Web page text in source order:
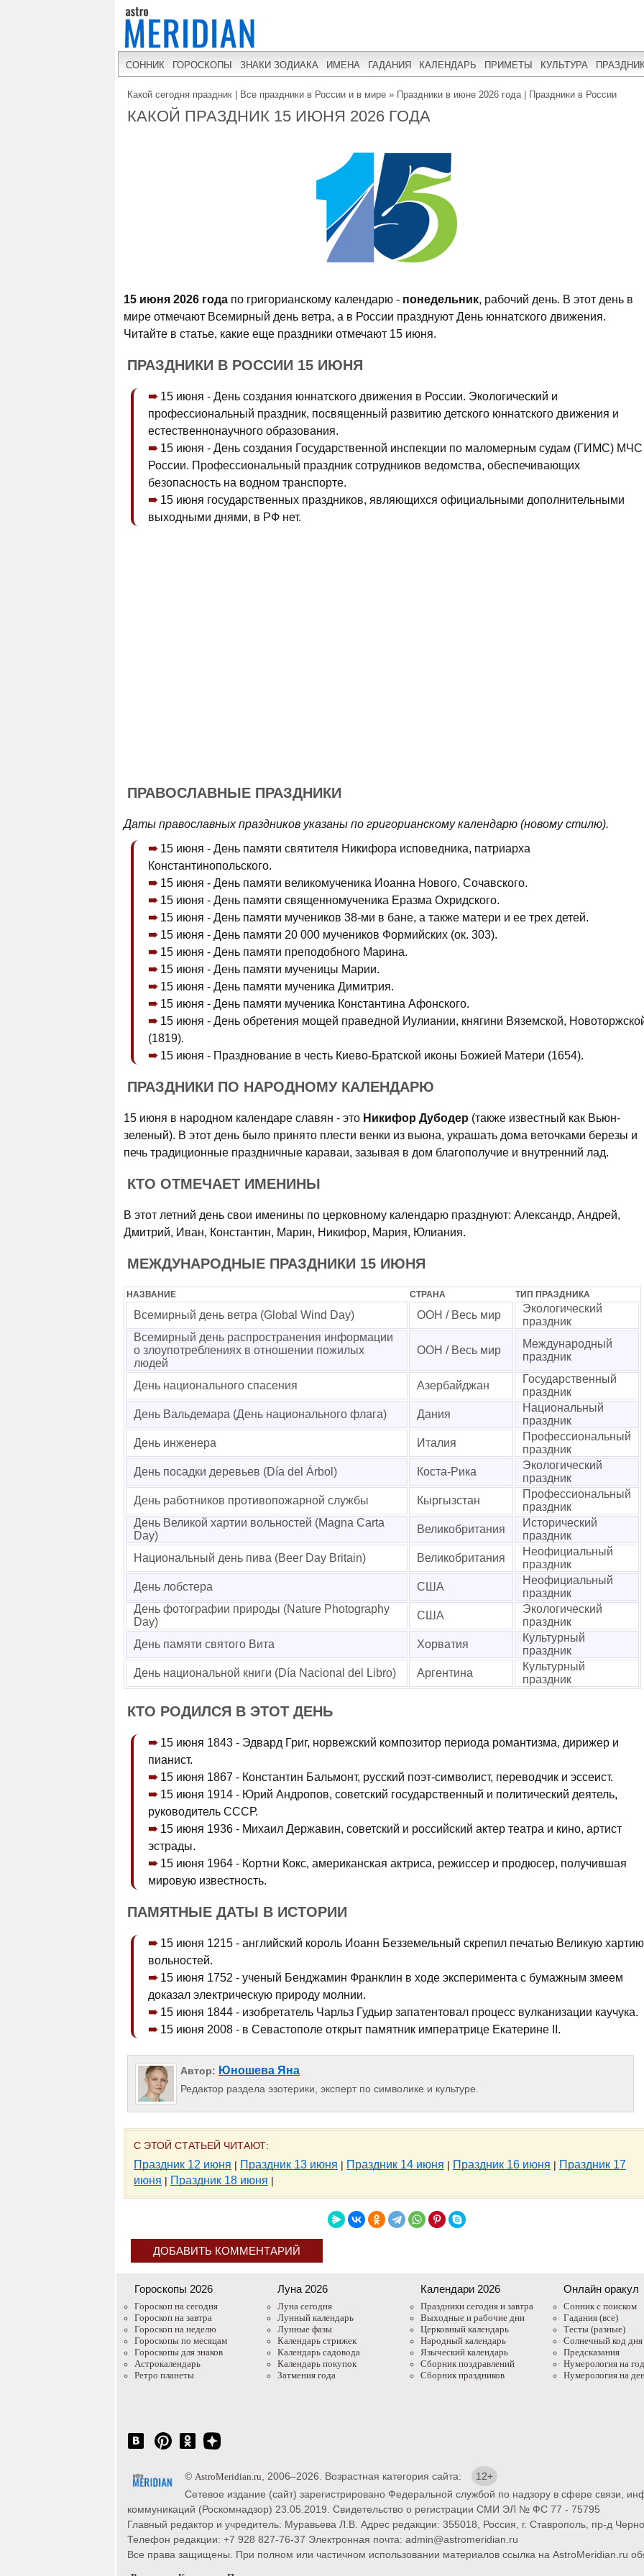
СОННИК ГОРОСКОПЫ ЗНАКИ ЗОДИАКА ИМЕНА ГАДАНИЯ КАЛЕНДАРЬ ПРИМЕТЫ КУЛЬТУРА
Какой сегодня праздник | Все праздники в России и в мире » Праздники в июне 2026 года | Праздники в России
КАКОЙ ПРАЗДНИК 15 ИЮНЯ 2026 ГОДА
15 июня 2026 года по григорианскому календарю - понедельник, рабочий день. В этот день в
мире отмечают Всемирный день ветра, а в России празднуют День юннатского движения.
Читайте в статье, какие еще праздники отмечают 15 июня.
ПРАЗДНИКИ В РОССИИ 15 ИЮНЯ
15 июня - День создания юннатского движения в России. Экологический и
профессиональный праздник, посвященный развитию детского юннатского движения и
естественнонаучного образования.
15 июня - День создания Государственной инспекции по маломерным судам (ГИМС) МЧС
России. Профессиональный праздник сотрудников ведомства, обеспечивающих
безопасность на водном транспорте.
15 июня государственных праздников, являющихся официальными дополнительными
выходными днями, в РФ нет.
ПРАВОСЛАВНЫЕ ПРАЗДНИКИ
Даты православных праздников указаны по григорианскому календарю (новому стилю).
15 июня - День памяти святителя Никифора исповедника, патриарха
Константинопольского.
15 июня - День памяти великомученика Иоанна Нового, Сочавского.
15 июня - День памяти священномученика Еразма Охридского.
15 июня - День памяти мучеников 38-ми в бане, а также матери и ее трех детей.
15 июня - День памяти 20 000 мучеников Формийских (ок. 303).
15 июня - День памяти преподобного Марина.
15 июня - День памяти мученицы Марии.
15 июня - День памяти мученика Димитрия.
15 июня - День памяти мученика Константина Афонского.
15 июня - День обретения мощей праведной Иулиании, княгини Вяземской,
(1819).
15 июня - Празднование в честь Киево-Братской иконы Божией Матери (1654).
ПРАЗДНИКИ ПО НАРОДНОМУ КАЛЕНДАРЮ
15 июня в народном календаре славян - это Никифор Дубодер (также известный как Вьюн-
зеленый). В этот день было принято плести венки из вьюна, украшать дома веточками березы и
печь традиционные праздничные караваи, зазывая в дом благополучие и внутренний лад.
КТО ОТМЕЧАЕТ ИМЕНИНЫ
В этот летний день свои именины по церковному календарю празднуют: Александр, Андрей,
Дмитрий, Иван, Константин, Марин, Никифор, Мария, Юлиания.
МЕЖДУНАРОДНЫЕ ПРАЗДНИКИ 15 ИЮНЯ
НАЗВАНИЕ СТРАНА ТИП ПРАЗДНИКА
Всемирный день ветра (Global Wind Day) ООН / Весь мир
Экологический
праздник
Всемирный день распространения информации
о злоупотреблениях в отношении пожилых
людей
ООН / Весь мир
Международный
праздник
День национального спасения Азербайджан
Государственный
праздник
День Вальдемара (День национального флага)
Дания
Национальный
праздник
День инженера
Италия
Профессиональный
праздник
День посадки деревьев (Día del Árbol)
Коста-Рика
Экологический
праздник
День работников противопожарной службы
Кыргызстан
Профессиональный
праздник
День Великой хартии вольностей (Magna Carta
Day)
Великобритания
Исторический
праздник
Национальный день пива (Beer Day Britain)
Великобритания
Неофициальный
праздник
День лобстера
США
Неофициальный
праздник
День фотографии природы (Nature Photography
Day)
США
Экологический
праздник
День памяти святого Вита
Хорватия
Культурный
праздник
День национальной книги (Día Nacional del Libro)
Аргентина
Культурный
праздник
КТО РОДИЛСЯ В ЭТОТ ДЕНЬ
15 июня 1843 - Эдвард Григ, норвежский композитор периода романтизма, дирижер и
пианист.
15 июня 1867 - Константин Бальмонт, русский поэт-символист, переводчик и эссеист.
15 июня 1914 - Юрий Андропов, советский государственный и политический деятель,
руководитель СССР.
15 июня 1936 - Михаил Державин, советский и российский актер театра и кино, артист
эстрады.
15 июня 1964 - Кортни Кокс, американская актриса, режиссер и продюсер, получившая
мировую известность.
ПАМЯТНЫЕ ДАТЫ В ИСТОРИИ
15 июня 1215 - английский король Иоанн Безземельный скрепил печатью Великую хартию
вольностей.
15 июня 1752 - ученый Бенджамин Франклин в ходе эксперимента с бумажным змеем
доказал электрическую природу молнии.
15 июня 1844 - изобретатель Чарльз Гудьир запатентовал процесс вулканизации каучука.
15 июня 2008 - в Севастополе открыт памятник императрице Екатерине II.
Автор: Юношева Яна
Редактор раздела эзотерики, эксперт по символике и культуре.
С ЭТОЙ СТАТЬЕЙ ЧИТАЮТ:
Праздник 12 июня | Праздник 13 июня | Праздник 14 июня | Праздник 16 июня | Праздник 17
июня | Праздник 18 июня |
ДОБАВИТЬ КОММЕНТАРИЙ
Гороскопы 2026
Гороскоп на сегодня
Гороскоп на завтра
Гороскоп на неделю
Гороскопы по месяцам
Гороскопы для знаков
Астрокалендарь
Ретро планеты
Луна 2026
Луна сегодня
Лунный календарь
Лунные фазы
Календарь стрижек
Календарь садовода
Календарь покупок
Затмения года
Календари 2026
Праздники сегодня и завтра
Выходные и рабочие дни
Церковный календарь
Народный календарь
Языческий календарь
Сборник поздравлений
Сборник праздников
Онлайн оракул
Cонник с поиском
Гадания (все)
Тесты (разные)
Солнечный код дня
Предсказания
Нумерология на год
Нумерология на
© AstroMeridian.ru , 2006–2026. Возрастная категория сайта:
12+
Сетевое издание (сайт) зарегистрировано Федеральной службой по надзору в сфере связи,
коммуникаций (Роскомнадзор) 23.05.2019. Свидетельство о регистрации СМИ ЭЛ № ФС 77 - 75795
Главный редактор и учредитель: Муравьева Л.В. Адрес редакции: 355018, Россия, г. Ставрополь, пр-д
Телефон редакции: +7 928 827-76-37 Электронная почта: admin@astromeridian.ru
Все права защищены. При полном или частичном использовании материалов ссылка на AstroMeridian.ru